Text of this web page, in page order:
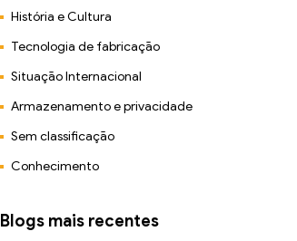
História e Cultura
Tecnologia de fabricação
Situação Internacional
Armazenamento e privacidade
Sem classificação
Conhecimento
Blogs mais recentes